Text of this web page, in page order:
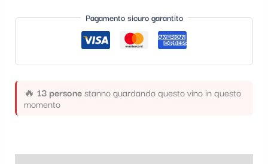
Pagamento sicuro garantito
🔥 13 personestanno guardando questo vino in questo
momento
g
o